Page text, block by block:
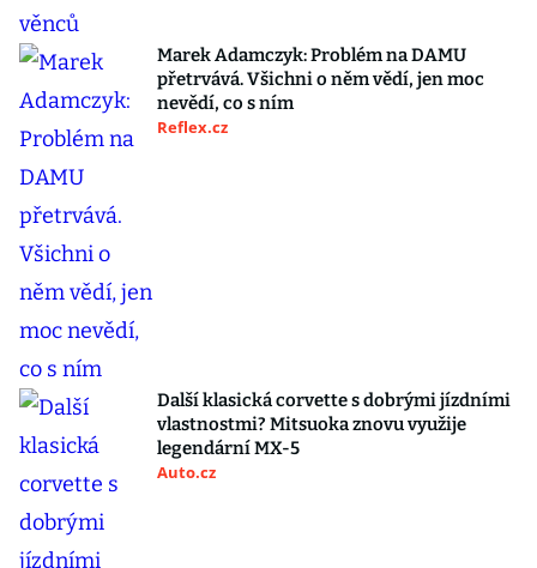
Marek Adamczyk: Problém na DAMU
přetrvává. Všichni o něm vědí, jen moc
nevědí, co s ním
Reflex.cz
Další klasická corvette s dobrými jízdními
vlastnostmi? Mitsuoka znovu využije
legendární MX-5
Auto.cz